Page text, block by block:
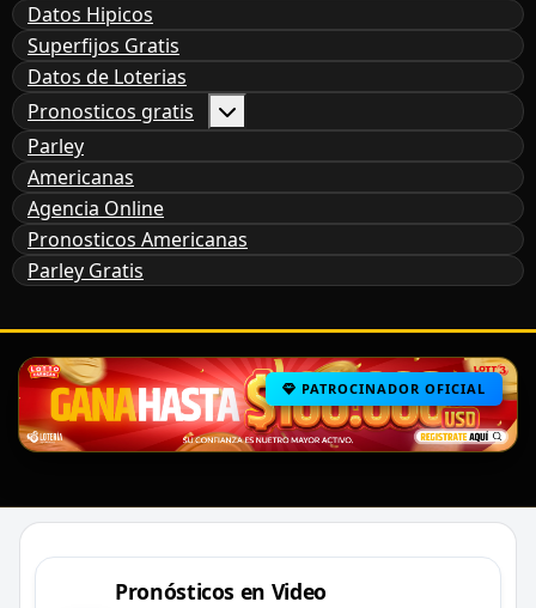
Datos Hipicos
Superfijos Gratis
Datos de Loterias
Pronosticos gratis
Parley
Americanas
Agencia Online
Pronosticos Americanas
Parley Gratis
PATROCINADOR OFICIAL
Pronósticos en Video